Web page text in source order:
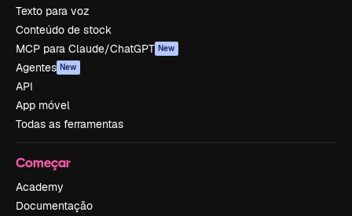
Texto para voz
Conteúdo de stock
MCP para Claude/ChatGPT New
Agentes New
API
App móvel
Todas as ferramentas
Começar
Academy
Documentação